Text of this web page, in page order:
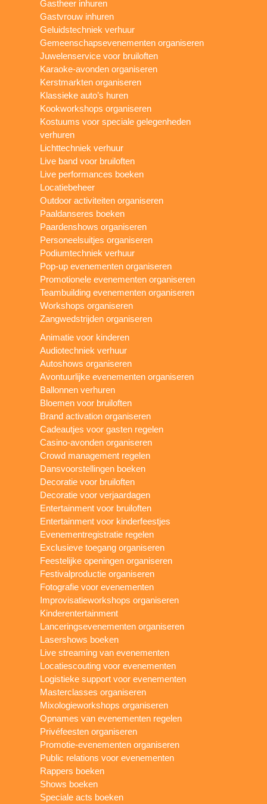
Gastheer inhuren
Gastvrouw inhuren
Geluidstechniek verhuur
Gemeenschapsevenementen organiseren
Juwelenservice voor bruiloften
Karaoke-avonden organiseren
Kerstmarkten organiseren
Klassieke auto’s huren
Kookworkshops organiseren
Kostuums voor speciale gelegenheden
verhuren
Lichttechniek verhuur
Live band voor bruiloften
Live performances boeken
Locatiebeheer
Outdoor activiteiten organiseren
Paaldanseres boeken
Paardenshows organiseren
Personeelsuitjes organiseren
Podiumtechniek verhuur
Pop-up evenementen organiseren
Promotionele evenementen organiseren
Teambuilding evenementen organiseren
Workshops organiseren
Zangwedstrijden organiseren
Animatie voor kinderen
Audiotechniek verhuur
Autoshows organiseren
Avontuurlijke evenementen organiseren
Ballonnen verhuren
Bloemen voor bruiloften
Brand activation organiseren
Cadeautjes voor gasten regelen
Casino-avonden organiseren
Crowd management regelen
Dansvoorstellingen boeken
Decoratie voor bruiloften
Decoratie voor verjaardagen
Entertainment voor bruiloften
Entertainment voor kinderfeestjes
Evenementregistratie regelen
Exclusieve toegang organiseren
Feestelijke openingen organiseren
Festivalproductie organiseren
Fotografie voor evenementen
Improvisatieworkshops organiseren
Kinderentertainment
Lanceringsevenementen organiseren
Lasershows boeken
Live streaming van evenementen
Locatiescouting voor evenementen
Logistieke support voor evenementen
Masterclasses organiseren
Mixologieworkshops organiseren
Opnames van evenementen regelen
Privéfeesten organiseren
Promotie-evenementen organiseren
Public relations voor evenementen
Rappers boeken
Shows boeken
Speciale acts boeken